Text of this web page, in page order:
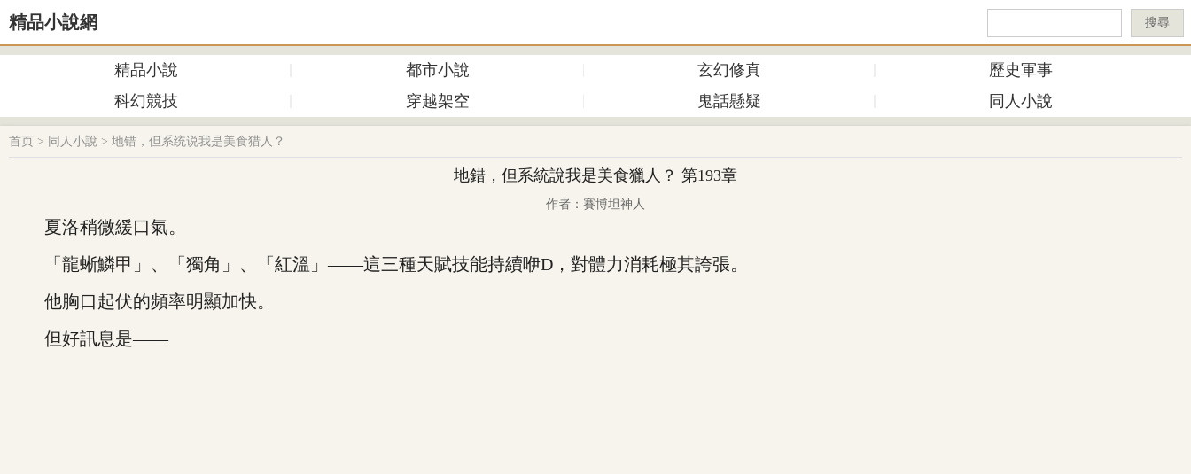
精品小說網 搜尋
精品小說 都市小說 玄幻修真
歷史軍事
科幻競技
穿越架空 鬼話懸疑 同人小說
首页 > 同人小說 > 地错，但系统说我是美食猎人？
地錯，但系統說我是美食獵人？ 第193章
作者：賽博坦神人
夏洛稍微緩口氣。
「龍蜥鱗甲」、「獨角」、「紅溫」——這三種天賦技能持續咿D，對體力消耗極其誇張。
他胸口起伏的頻率明顯加快。
但好訊息是——